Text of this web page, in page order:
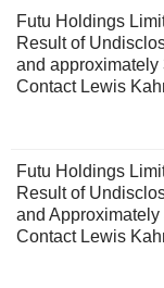
Futu Holdings
Result of
and approximately
Contact Lewis
Futu Holdings
Result of
and
Contact Lewis